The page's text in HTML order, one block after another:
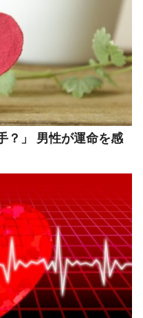
？」 男性が運命を感